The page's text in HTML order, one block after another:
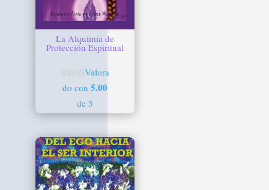
La Alquimia de
Protección Espiritual
Valora
do con 5.00
de 5